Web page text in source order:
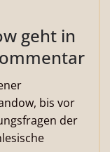
geht in
bis vor
der